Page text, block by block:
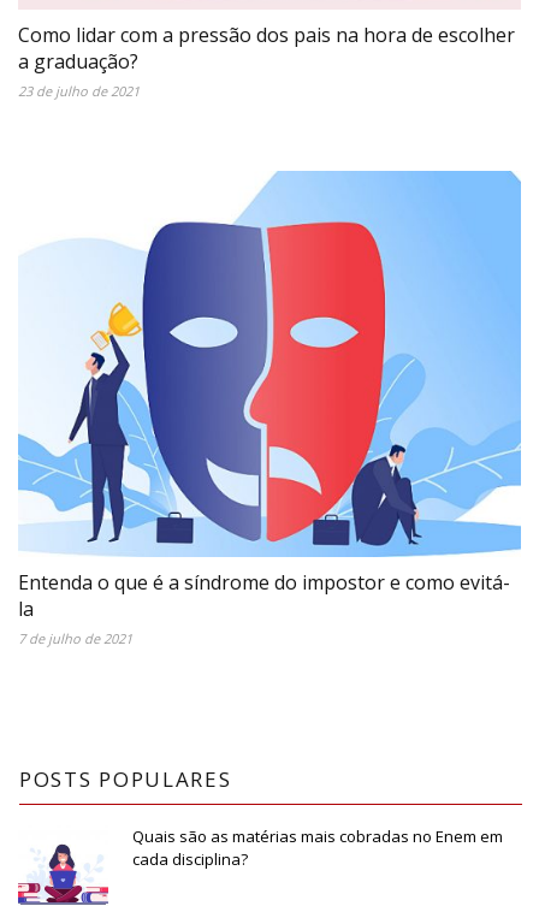
Como lidar com a pressão dos pais na hora de escolher
a graduação?
23 de julho de 2021
Entenda o que é a síndrome do impostor e como evitá-
la
7 de julho de 2021
POSTS POPULARES
Quais são as matérias mais cobradas no Enem em
cada disciplina?